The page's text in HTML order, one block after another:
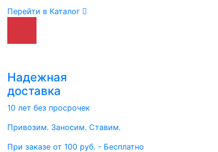
Перейти в Каталог
Надежная
доставка
10 лет без просрочек
Привозим. Заносим. Ставим.
При заказе от 100 руб. - Бесплатно